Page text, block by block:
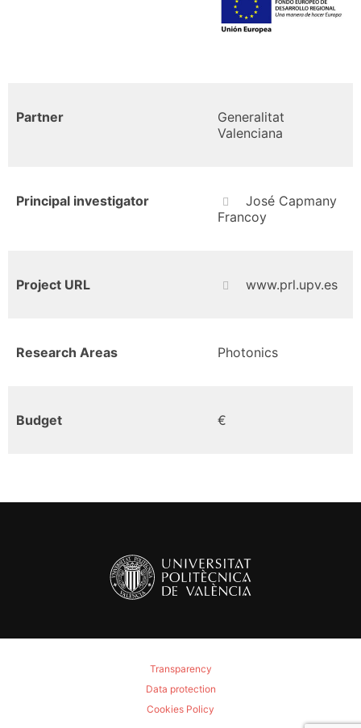
Partner
Generalitat
Valenciana
Principal investigator
José Capmany
Francoy
Project URL www.prl.upv.es
Research Areas Photonics
Budget €
Transparency
Data protection
Cookies Policy